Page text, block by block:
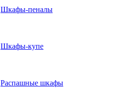
Шкафы-пеналы
Шкафы-купе
Распашные шкафы